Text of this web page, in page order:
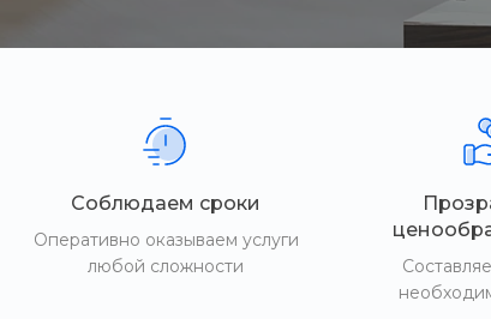
Соблюдаем сроки
Оперативно оказываем услуги
любой сложности